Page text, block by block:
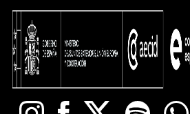
InstagramFacebook
X Spotify